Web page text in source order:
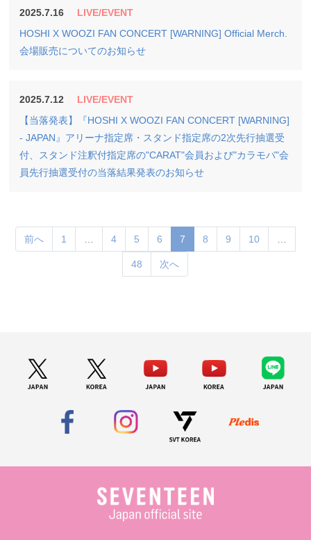
2025.7.16
LIVE/EVENT
HOSHI X WOOZI FAN CONCERT [WARNING] Official Merch.
会場販売についてのお知らせ
2025.7.12
LIVE/EVENT
【当落発表】『HOSHI X WOOZI FAN CONCERT [WARNING]
- JAPAN』アリーナ指定席・スタンド指定席の2次先行抽選受
付、スタンド注釈付指定席の"CARAT"会員および"カラモバ"会
員先行抽選受付の当落結果発表のお知らせ
前へ 1 4 5 6 7 (current)
8 9 10
48 次へ